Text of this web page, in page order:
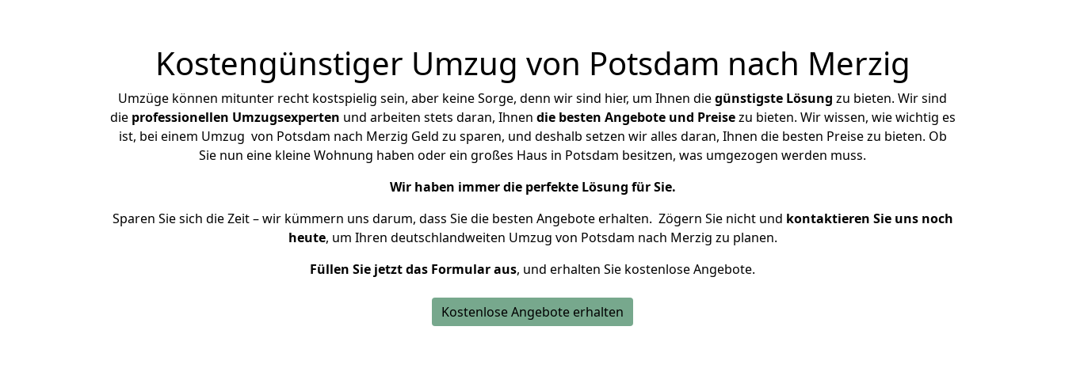
Kostengünstiger Umzug von Potsdam nach Merzig
Umzüge können mitunter recht kostspielig sein, aber keine Sorge, denn wir sind hier, um Ihnen diegünstigste Lösung zu bieten. Wir sind
die professionellen Umzugsexperten und arbeiten stets daran, Ihnen die besten Angebote und Preisezu bieten. Wir wissen, wie wichtig es
ist, bei einem Umzug von Potsdam nach Merzig Geld zu sparen, und deshalb setzen wir alles daran, Ihnen die besten Preise zu bieten. Ob
Sie nun eine kleine Wohnung haben oder ein großes Haus in Potsdam besitzen, was umgezogen werden muss.
Wir haben immer die perfekte Lösung für Sie.
Sparen Sie sich die Zeit – wir kümmern uns darum, dass Sie die besten Angebote erhalten. Zögern Sie nicht und kontaktieren Sie uns noch
heute, um Ihren deutschlandweiten Umzug von Potsdam nach Merzig zu planen.
Füllen Sie jetzt das Formular aus, und erhalten Sie kostenlose Angebote.
Kostenlose Angebote erhalten